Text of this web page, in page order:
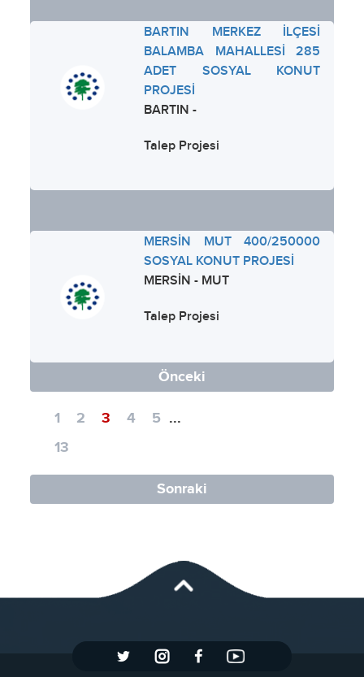
BARTIN MERKEZ İLÇESİ
BALAMBA MAHALLESİ 285
ADET SOSYAL KONUT
PROJESİ
BARTIN -
Talep Projesi
MERSİN MUT 400/250000
SOSYAL KONUT PROJESİ
MERSİN - MUT
Talep Projesi
Önceki
1 2 3 4 5 ...
13
Sonraki